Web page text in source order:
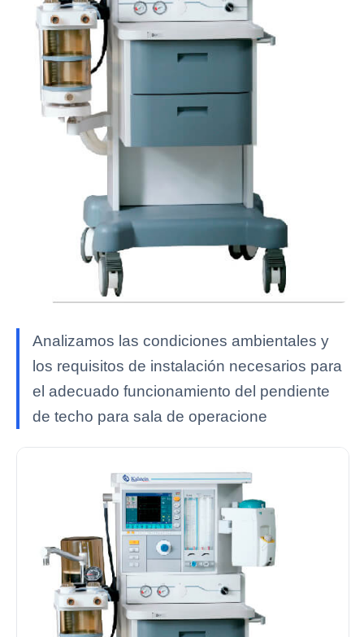
Analizamos las condiciones ambientales y
los requisitos de instalación necesarios para
el adecuado funcionamiento del pendiente
de techo para sala de operacione